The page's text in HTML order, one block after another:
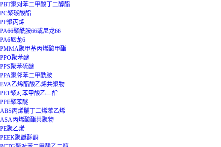
PBT聚对苯二甲酸丁二醇酯
PC聚碳酸酯
PP聚丙烯
PA66聚酰胺66或尼龙66
PA6尼龙6
PMMA聚甲基丙烯酸甲酯
PPO聚苯醚
PPS聚苯硫醚
PPA聚邻苯二甲酰胺
EVA乙烯醋酸乙烯共聚物
PET聚对苯甲酸乙二酯
PPE聚苯醚
ABS丙烯脯丁二烯苯乙烯
ASA丙烯酸酯共聚物
PE聚乙烯
PEEK聚醚酥酮